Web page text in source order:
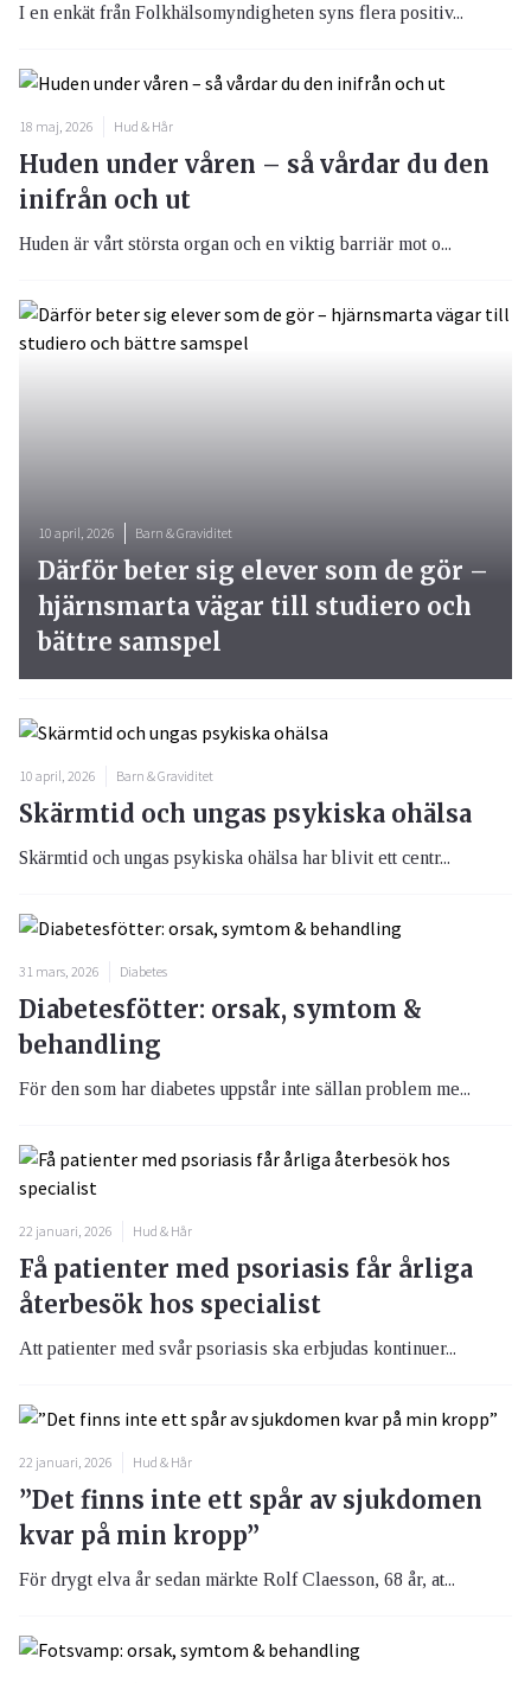
I en enkät från Folkhälsomyndigheten syns flera positiv...
18 maj, 2026 Hud & Hår
Huden under våren – så vårdar du den
inifrån och ut
Huden är vårt största organ och en viktig barriär mot o...
10 april, 2026 Barn & Graviditet
Därför beter sig elever som de gör –
hjärnsmarta vägar till studiero och
bättre samspel
10 april, 2026 Barn & Graviditet
Skärmtid och ungas psykiska ohälsa
Skärmtid och ungas psykiska ohälsa har blivit ett centr...
31 mars, 2026 Diabetes
Diabetesfötter: orsak, symtom &
behandling
För den som har diabetes uppstår inte sällan problem me...
22 januari, 2026 Hud & Hår
Få patienter med psoriasis får årliga
återbesök hos specialist
Att patienter med svår psoriasis ska erbjudas kontinuer...
22 januari, 2026 Hud & Hår
”Det finns inte ett spår av sjukdomen
kvar på min kropp”
För drygt elva år sedan märkte Rolf Claesson, 68 år, at...